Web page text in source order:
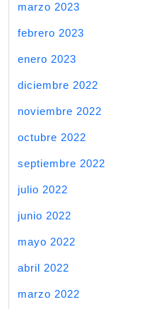
marzo 2023
febrero 2023
enero 2023
diciembre 2022
noviembre 2022
octubre 2022
septiembre 2022
julio 2022
junio 2022
mayo 2022
abril 2022
marzo 2022